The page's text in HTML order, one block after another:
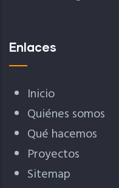
Enlaces
Inicio
Quiénes somos
Qué hacemos
Proyectos
Sitemap